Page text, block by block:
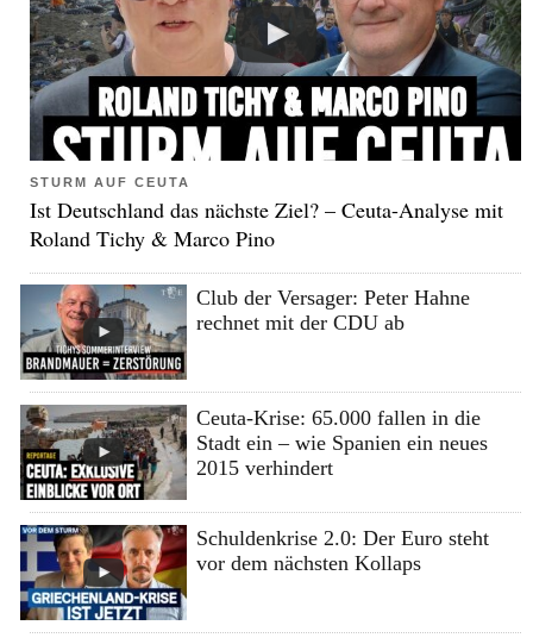
STURM AUF CEUTA
Ist Deutschland das nächste Ziel? – Ceuta-Analyse mit
Roland Tichy & Marco Pino
Club der Versager: Peter Hahne
rechnet mit der CDU ab
Ceuta-Krise: 65.000 fallen in die
Stadt ein – wie Spanien ein neues
2015 verhindert
Schuldenkrise 2.0: Der Euro steht
vor dem nächsten Kollaps